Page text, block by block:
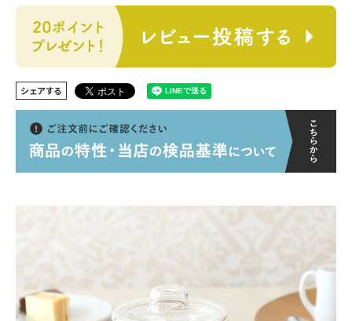
シェアする